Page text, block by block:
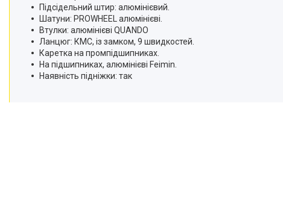
Підсідельний штир: алюмінієвий.
Шатуни: PROWHEEL алюмінієві.
Втулки: алюмінієві QUANDO
Ланцюг: КМС, із замком, 9 швидкостей.
Каретка на промпідшипниках.
На підшипниках, алюмінієві Feimin.
Наявність підніжки: так